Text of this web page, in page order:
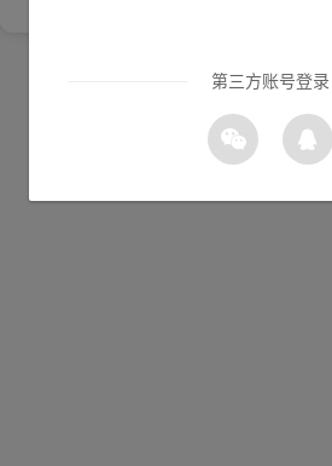
第三方账号登录